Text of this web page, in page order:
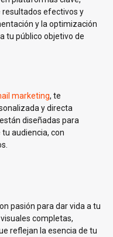
efectivos y
y la optimización
tu público objetivo de
marketing, te
y directa
diseñadas para
audiencia, con
pasión para dar vida a tu
completas,
reflejan la esencia de tu